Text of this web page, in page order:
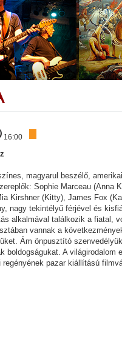
16:00
magyarul beszélő,
Sophie Marceau (Anna
Kirshner (Kitty), James Fox
nagy tekintélyű férjével és
alkalmával találkozik a fiatal,
vannak a
Ám önpusztító
boldogságukat. A
regényének pazar kiállítású